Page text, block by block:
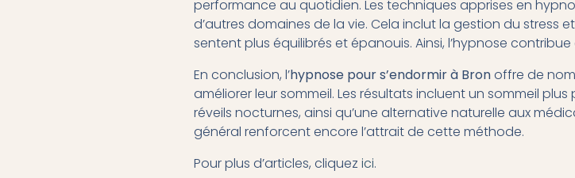
performance au quotidien. Les techniques apprises en
d’autres domaines de la vie. Cela inclut la gestion du stress
sentent plus équilibrés et épanouis. Ainsi, l’hypnose
En conclusion, l’hypnose pour s’endormir à Bronoffre de
améliorer leur sommeil. Les résultats incluent un sommeil
réveils nocturnes, ainsi qu’une alternative naturelle aux
général renforcent encore l’attrait de cette méthode.
Pour plus d’articles, cliquez ici.